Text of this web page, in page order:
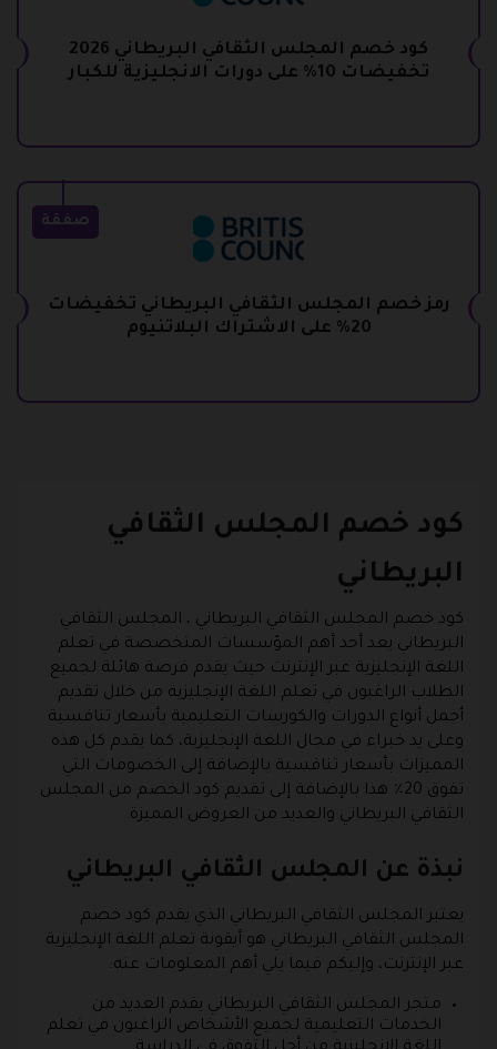
كود خصم المجلس الثقافي البريطاني 2026
تخفيضات 10% على دورات الانجليزية للكبار
صفقة
رمز خصم المجلس الثقافي البريطاني تخفيضات
20% على الاشتراك البلاتنيوم
كود خصم المجلس الثقافي
البريطاني
كود خصم المجلس الثقافي البريطاني ، المجلس الثقافي
البريطاني يعد أحد أهم المؤسسات المتخصصة في تعلم
اللغة الإنجليزية عبر الإنترنت حيث يقدم فرصة هائلة لجميع
الطلاب الراغبون في تعلم اللغة الإنجليزية من خلال تقديم
أجمل أنواع الدورات والكورسات التعليمية بأسعار تنافسية
وعلى يد خبراء في مجال اللغة الإنجليزية، كما يقدم كل هذه
المميزات بأسعار تنافسية بالإضافة إلى الخصومات التي
تفوق 20٪ هذا بالإضافة إلى تقديم كود الخصم من المجلس
الثقافي البريطاني والعديد من العروض المميزة.
نبذة عن المجلس الثقافي البريطاني
يعتبر المجلس الثقافي البريطاني الذي يقدم كود خصم
المجلس الثقافي البريطاني هو أيقونة تعلم اللغة الإنجليزية
عبر الإنترنت، وإليكم فيما يلي أهم المعلومات عنه:
متجر المجلس الثقافي البريطاني يقدم العديد من
الخدمات التعليمية لجميع الأشخاص الراغبون في تعلم